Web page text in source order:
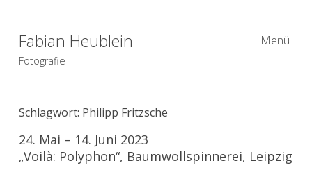
Fabian Heublein
Fotografie
Menü
Schlagwort: Philipp Fritzsche
24. Mai – 14. Juni 2023
„Voilà: Polyphon“, Baumwollspinnerei, Leipzig